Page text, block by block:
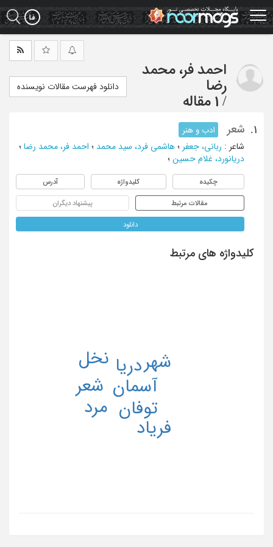
Skip
to
main
احمد فر، محمد
رضا
/ 1 مقاله
دانلود فهرست مقالات نویسنده
1. شعر
ادب و هنر
شاعر : ربانی، جعفر ؛ هاشمی فرد، سید محمد ؛ احمد فر، محمد رضا ؛
دریانورد، غلام حسین ؛
چکیده کلیدواژه آدرس
مقالات مرتبط پیشنهاد دیگران
دانلود
کلیدواژه های مرتبط
آسمان
توفان
دریا
شعر
شهر
فریاد
مرد
نخل